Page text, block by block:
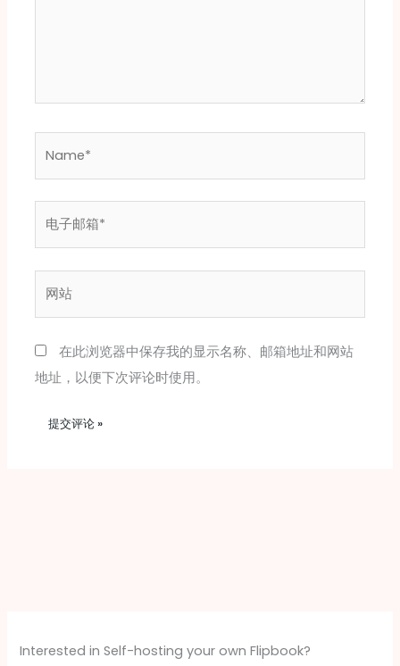
箱
*
在此浏览器中保存我的显示名称、邮箱地址和网站
地址，以便下次评论时使用。
Interested in Self-hosting your own Flipbook?